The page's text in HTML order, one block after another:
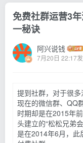
免费社群运营3
一秘诀
阿兴说钱
7月20日 22:17
提到社群，对于很
现在的微信群、QQ
时期却是在2015年
头建立的“松松兄弟
是在2014年6月，此